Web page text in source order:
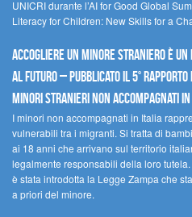
UNICRI durante l’AI for Good Global
Literacy for Children: New Skills for a
Accogliere un minore straniero è un
al futuro – Pubblicato il 5° rapporto
Minori Stranieri Non Accompagnati
I minori non accompagnati in Italia
vulnerabili tra i migranti. Si tratta di
ai 18 anni che arrivano sul territorio
legalmente responsabili della loro
è stata introdotta la Legge Zampa che
a priori del minore.